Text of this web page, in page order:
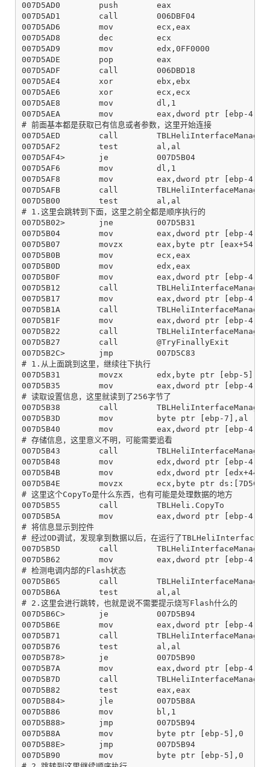
007D5AD0        push        eax
007D5AD1        call        006DBF04
007D5AD6        mov         ecx,eax
007D5AD8        dec         ecx
007D5AD9        mov         edx,0FF0000
007D5ADE        pop         eax
007D5ADF        call        006DBD18
007D5AE4        xor         ebx,ebx
007D5AE6        xor         ecx,ecx
007D5AE8        mov         dl,1
007D5AEA        mov         eax,dword ptr [ebp-4]
# 前面基本都是获取已有信息或者参数，这里开始连接
007D5AED        call
007D5AF2        test        al,al
007D5AF4>       je          007D5B04
007D5AF6        mov         dl,1
007D5AF8        mov         eax,dword ptr [ebp-4]
007D5AFB        call
007D5B00        test        al,al
# 1.这里会跳转到下面，这里之前全都是顺序执行的
007D5B02>       jne         007D5B31
007D5B04        mov         eax,dword ptr [ebp-4]
007D5B07        movzx       eax,byte ptr
007D5B0B        mov         ecx,eax
007D5B0D        mov         edx,eax
007D5B0F        mov         eax,dword ptr [ebp-4]
007D5B12        call
007D5B17        mov         eax,dword ptr [ebp-4]
007D5B1A        call
007D5B1F        mov         eax,dword ptr [ebp-4]
007D5B22        call
007D5B27        call        @TryFinallyExit
007D5B2C>       jmp         007D5C83
# 1.从上面跳到这里，继续往下执行
007D5B31        movzx       edx,byte ptr [ebp-5]
007D5B35        mov         eax,dword ptr [ebp-4]
# 读取设置信息，这里就读到了256字节了
007D5B38        call
007D5B3D        mov         byte ptr [ebp-7],al
007D5B40        mov         eax,dword ptr [ebp-4]
# 存储信息，这里意义不明，可能需要追看
007D5B43        call
007D5B48        mov         edx,dword ptr [ebp-4]
007D5B4B        mov         edx,dword ptr
007D5B4E        movzx       ecx,byte ptr
# 这里这个CopyTo是什么东西，也有可能是处理数据的地方
007D5B55        call        TBLHeli.CopyTo
007D5B5A        mov         eax,dword ptr [ebp-4]
# 将信息显示到控件
# 经过OD调试，发现拿到数据以后，在运行了
007D5B5D        call
007D5B62        mov         eax,dword ptr [ebp-4]
# 检测电调内部的Flash状态
007D5B65        call
007D5B6A        test        al,al
# 2.这里会进行跳转，也就是说不需要提示烧写Flash什么的
007D5B6C>       je          007D5B94
007D5B6E        mov         eax,dword ptr [ebp-4]
007D5B71        call
007D5B76        test        al,al
007D5B78>       je          007D5B90
007D5B7A        mov         eax,dword ptr [ebp-4]
007D5B7D        call
007D5B82        test        eax,eax
007D5B84>       jle         007D5B8A
007D5B86        mov         bl,1
007D5B88>       jmp         007D5B94
007D5B8A        mov         byte ptr [ebp-5],0
007D5B8E>       jmp         007D5B94
007D5B90        mov         byte ptr [ebp-5],0